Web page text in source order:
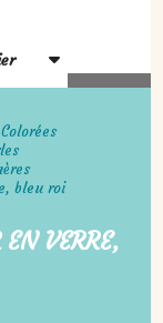
bleu roi
VERRE,